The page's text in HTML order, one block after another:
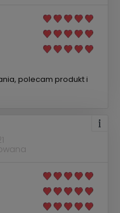
polecam produkt i